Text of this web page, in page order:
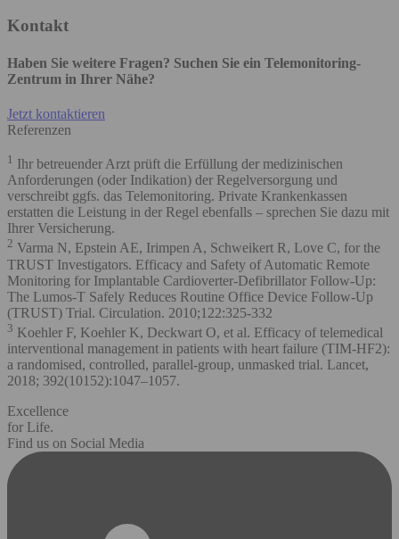
Kontakt
Haben Sie weitere Fragen? Suchen Sie ein Telemonitoring-
Zentrum in Ihrer Nähe?
Jetzt kontaktieren
Referenzen
1 Ihr betreuender Arzt prüft die Erfüllung der medizinischen
Anforderungen (oder Indikation) der Regelversorgung und
verschreibt ggfs. das Telemonitoring. Private Krankenkassen
erstatten die Leistung in der Regel ebenfalls – sprechen Sie dazu mit
Ihrer Versicherung.
2 Varma N, Epstein AE, Irimpen A, Schweikert R, Love C, for the
TRUST Investigators. Efficacy and Safety of Automatic Remote
Monitoring for Implantable Cardioverter-Defibrillator Follow-Up:
The Lumos-T Safely Reduces Routine Office Device Follow-Up
(TRUST) Trial. Circulation. 2010;122:325-332
3 Koehler F, Koehler K, Deckwart O, et al. Efficacy of telemedical
interventional management in patients with heart failure (TIM‑HF2):
a randomised, controlled, parallel‑group, unmasked trial. Lancet,
2018; 392(10152):1047–1057.
Excellence
for Life.
Find us on Social Media